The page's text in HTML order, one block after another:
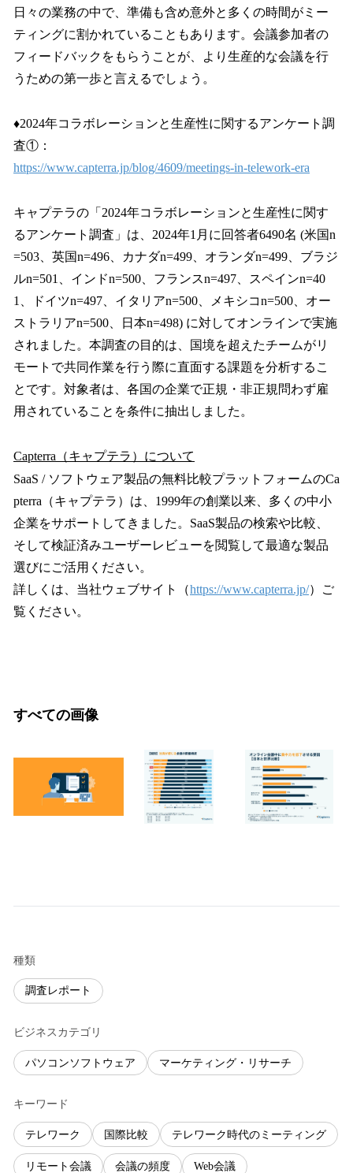
日々の業務の中で、準備も含め意外と多くの時間がミー
ティングに割かれていることもあります。会議参加者の
フィードバックをもらうことが、より生産的な会議を行
うための第一歩と言えるでしょう。
♦︎2024年コラボレーションと生産性に関するアンケート調
査①：
https://www.capterra.jp/blog/4609/meetings-in-telework-era
キャプテラの「2024年コラボレーションと生産性に関す
るアンケート調査」は、2024年1月に回答者6490名 (米国n
=503、英国n=496、カナダn=499、オランダn=499、ブラジ
ルn=501、インドn=500、フランスn=497、スペインn=40
1、ドイツn=497、イタリアn=500、メキシコn=500、オー
ストラリアn=500、日本n=498) に対してオンラインで実施
されました。本調査の目的は、国境を超えたチームがリ
モートで共同作業を行う際に直面する課題を分析するこ
とです。対象者は、各国の企業で正規・非正規問わず雇
用されていることを条件に抽出しました。
Capterra（キャプテラ）について
SaaS / ソフトウェア製品の無料比較プラットフォームのCa
pterra（キャプテラ）は、1999年の創業以来、多くの中小
企業をサポートしてきました。SaaS製品の検索や比較、
そして検証済みユーザーレビューを閲覧して最適な製品
選びにご活用ください。
詳しくは、当社ウェブサイト（https://www.capterra.jp/）ご
覧ください。
すべての画像
種類
調査レポート
ビジネスカテゴリ
パソコンソフトウェア マーケティング・リサーチ
キーワード
テレワーク 国際比較 テレワーク時代のミーティング
リモート会議 会議の頻度 Web会議